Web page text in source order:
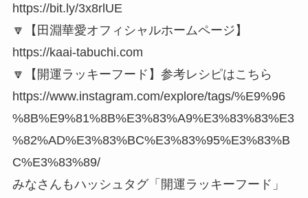
https://bit.ly/3x8rlUE
🔽【田淵華愛オフィシャルホームページ】
https://kaai-tabuchi.com
🔽【開運ラッキーフード】参考レシピはこちら
https://www.instagram.com/explore/tags/%E9%96
%8B%E9%81%8B%E3%83%A9%E3%83%83%E3
%82%AD%E3%83%BC%E3%83%95%E3%83%B
C%E3%83%89/
みなさんもハッシュタグ「開運ラッキーフード」